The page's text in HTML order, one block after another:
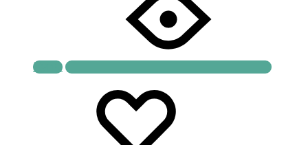
Купи